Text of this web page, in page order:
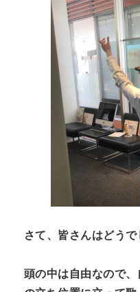
さて、皆さんはどうで
頭の中は自由なので